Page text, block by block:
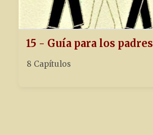
15 - Guía para los padres
8 Capítulos